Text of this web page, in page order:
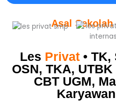
Asal Sekolah
Les Privat • TK,
OSN, TKA,
CBT UGM,
Karyawan